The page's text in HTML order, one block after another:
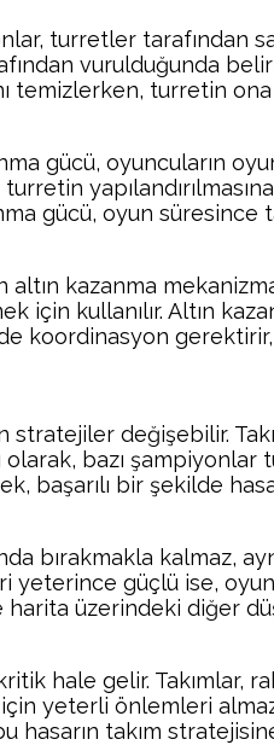
turretler tarafından
vurulduğunda
temizlerken, turretin
gücü, oyuncuların
gücü, oyun
kazanma
için kullanılır. Altın
koordinasyon
değişebilir.
bazı
başarılı bir şekilde
bırakmakla
yeterince güçlü ise,
üzerindeki diğer
hale gelir. Takımlar,
yeterli önlemleri
hasarın takım